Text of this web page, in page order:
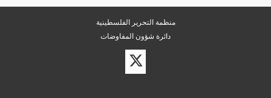
منظمة التحرير الفلسطينية
دائرة شؤون المفاوضات
زيارة
حسابنا
على